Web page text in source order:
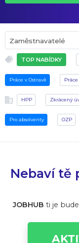
Zaměstnavatelé
TOP NABÍDKY
Práce v Ostravě Práce
HPP Zkrácený
Pro absolventy OZP
Nebaví tě
JOBHUB ti je